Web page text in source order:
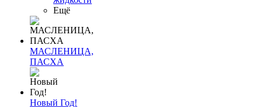
Ещё
МАСЛЕНИЦА,
ПАСХА
Новый Год!